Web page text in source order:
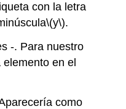
con la letra
\(y\).
-. Para nuestro
en el
como